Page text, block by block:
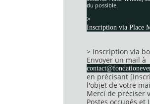
du possible.
>
Inscription via Place
> Inscription via
Envoyer un mail à
en précisant
l'objet de votre
Merci de préciser
Postes occupés et